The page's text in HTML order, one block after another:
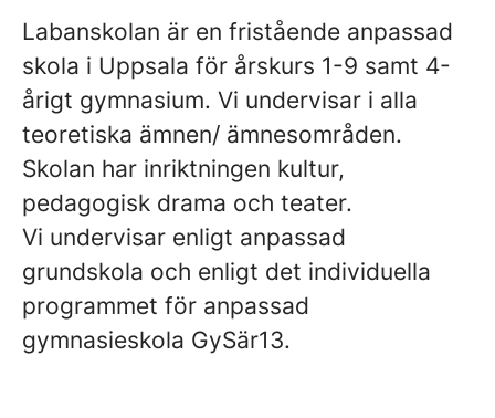
Labanskolan är en fristående anpassad
skola i Uppsala för årskurs 1-9 samt 4-
årigt gymnasium. Vi undervisar i alla
teoretiska ämnen/ ämnesområden.
Skolan har inriktningen kultur,
pedagogisk drama och teater.
Vi undervisar enligt anpassad
grundskola och enligt det individuella
programmet för anpassad
gymnasieskola GySär13.